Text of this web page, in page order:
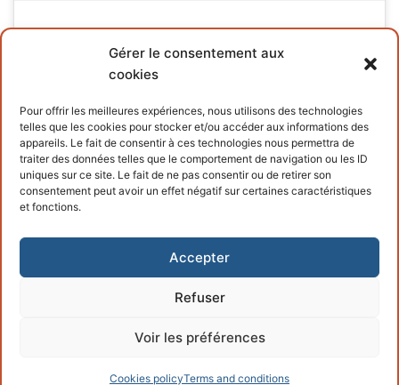
Gérer le consentement aux
cookies
Pour offrir les meilleures expériences, nous utilisons des technologies
telles que les cookies pour stocker et/ou accéder aux informations des
appareils. Le fait de consentir à ces technologies nous permettra de
traiter des données telles que le comportement de navigation ou les ID
uniques sur ce site. Le fait de ne pas consentir ou de retirer son
consentement peut avoir un effet négatif sur certaines caractéristiques
et fonctions.
Accepter
Refuser
Voir les préférences
Cookies policyTerms and conditions
INFORMATIONS
Terms and conditions
Cookies policy
Copyright © 2026 – Powered byCustomify